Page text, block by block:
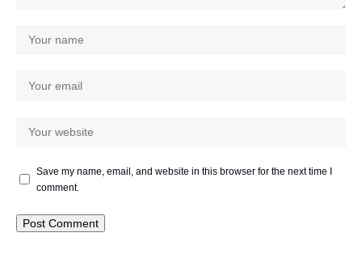
Save my name, email, and website in this browser for the next time I
comment.